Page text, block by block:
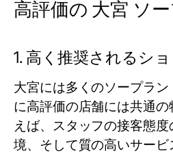
高評価の 大宮 ソ
1. 高く推奨されるシ
大宮には多くのソープラ
に高評価の店舗には共通
えば、スタッフの接客態
境、そして質の高いサービ